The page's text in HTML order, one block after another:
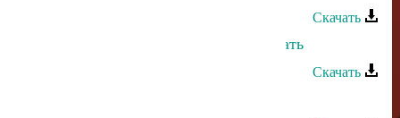
Скачать
Лариса Гаджиева - Зачем вспоминать
Скачать